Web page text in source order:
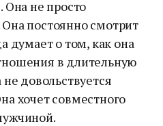
Она не просто
постоянно смотрит
думает о том, как она
в длительную
довольствуется
хочет совместного